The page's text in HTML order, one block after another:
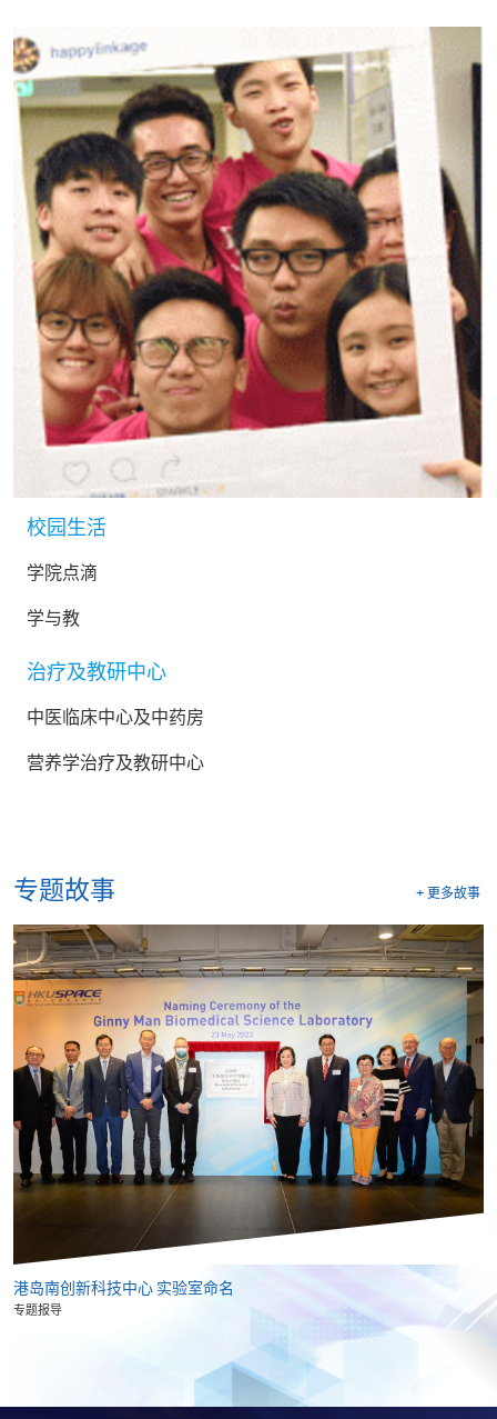
校园生活
学院点滴
学与教
治疗及教研中心
中医临床中心及中药房
营养学治疗及教研中心
专题故事 + 更多故事
港岛南创新科技中心 实验室命名
专题报导